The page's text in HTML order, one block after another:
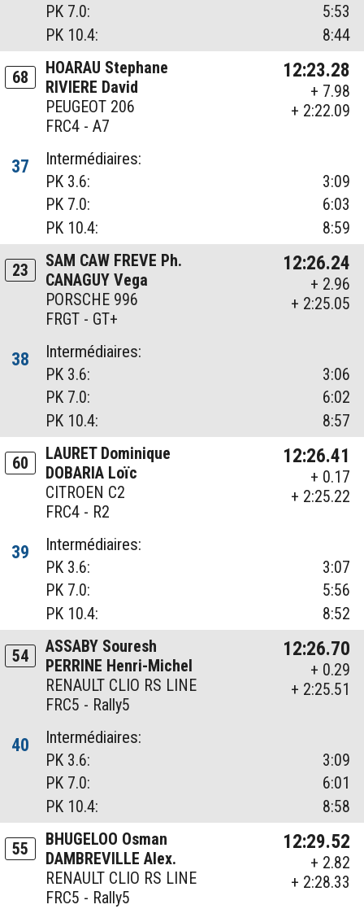
PK 7.0:
5:53
PK 10.4:
8:44
68
HOARAU Stephane
RIVIERE David
PEUGEOT 206
FRC4 - A7
12:23.28
+ 7.98
+ 2:22.09
37
Intermédiaires:
PK 3.6:
3:09
PK 7.0:
6:03
PK 10.4:
8:59
23
SAM CAW FREVE Ph.
CANAGUY Vega
PORSCHE 996
FRGT - GT+
12:26.24
+ 2.96
+ 2:25.05
38
Intermédiaires:
PK 3.6:
3:06
PK 7.0:
6:02
PK 10.4:
8:57
60
LAURET Dominique
DOBARIA Loïc
CITROEN C2
FRC4 - R2
12:26.41
+ 0.17
+ 2:25.22
39
Intermédiaires:
PK 3.6:
3:07
PK 7.0:
5:56
PK 10.4:
8:52
54
ASSABY Souresh
PERRINE Henri-Michel
RENAULT CLIO RS LINE
FRC5 - Rally5
12:26.70
+ 0.29
+ 2:25.51
40
Intermédiaires:
PK 3.6:
3:09
PK 7.0:
6:01
PK 10.4:
8:58
55
BHUGELOO Osman
DAMBREVILLE Alex.
RENAULT CLIO RS LINE
FRC5 - Rally5
12:29.52
+ 2.82
+ 2:28.33